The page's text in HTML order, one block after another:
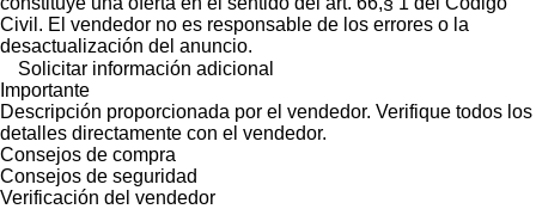
Civil. El vendedor no es responsable de los errores o la
desactualización del anuncio.
Solicitar información adicional
Importante
Descripción proporcionada por el vendedor. Verifique todos los
detalles directamente con el vendedor.
Consejos de compra
Consejos de seguridad
Verificación del vendedor